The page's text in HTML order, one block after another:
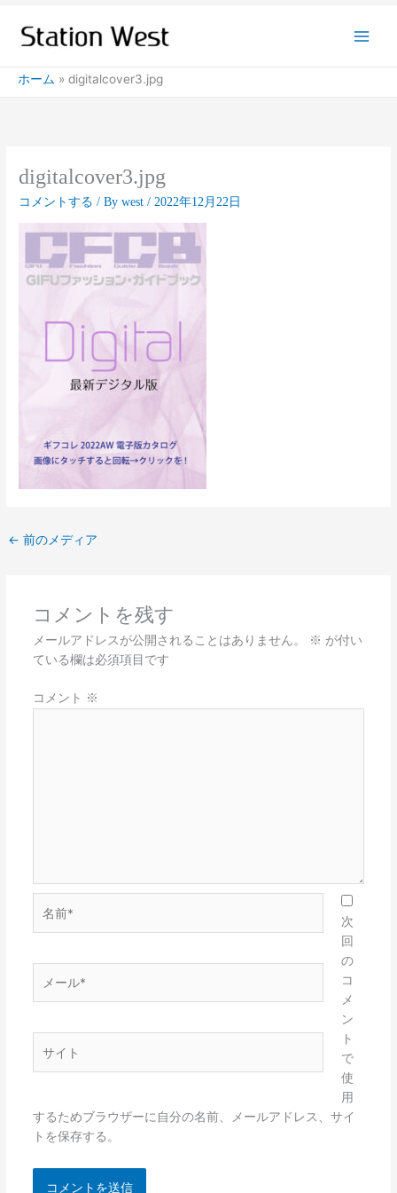
ス
ホーム digitalcover3.jpg
digitalcover3.jpg
コメントする / Bywest/ 2022年12月22日
← 前のメディア
コメントを残す
メールアドレスが公開されることはありません。 ※ が付い
ている欄は必須項目です
コメント ※
前
ー
*
次
回
の
コ
メ
ン
ト
で
使
用
するためブラウザーに自分の名前、メールアドレス、サイ
トを保存する。